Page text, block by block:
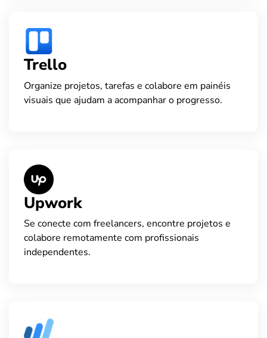
Trello
Organize projetos, tarefas e colabore em painéis
visuais que ajudam a acompanhar o progresso.
Upwork
Se conecte com freelancers, encontre projetos e
colabore remotamente com profissionais
independentes.